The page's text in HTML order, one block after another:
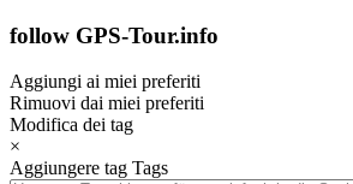
follow GPS-Tour.info
Aggiungi ai miei preferiti
Rimuovi dai miei preferiti
Modifica dei tag
×
Aggiungere tag Tags